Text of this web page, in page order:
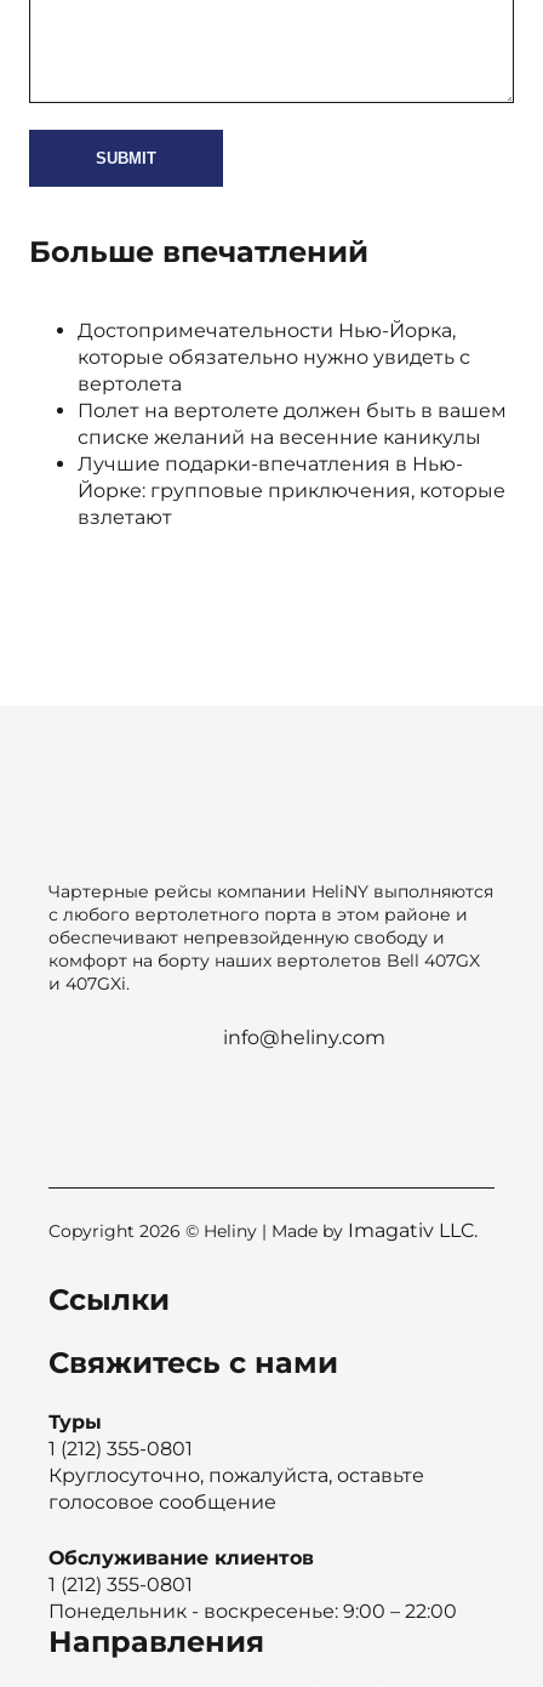
Больше впечатлений
Достопримечательности Нью-Йорка,
которые обязательно нужно увидеть с
вертолета
Полет на вертолете должен быть в вашем
списке желаний на весенние каникулы
Лучшие подарки-впечатления в Нью-
Йорке: групповые приключения, которые
взлетают
Чартерные рейсы компании HeliNY выполняются
с любого вертолетного порта в этом районе и
обеспечивают непревзойденную свободу и
комфорт на борту наших вертолетов Bell 407GX
и 407GXi.
info@heliny.com
Copyright 2026 © Heliny | Made by Imagativ LLC.
Ссылки
Свяжитесь с нами
Туры
1 (212) 355-0801
Круглосуточно, пожалуйста, оставьте
голосовое сообщение
Обслуживание клиентов
1 (212) 355-0801
Понедельник - воскресенье: 9:00 – 22:00
Направления